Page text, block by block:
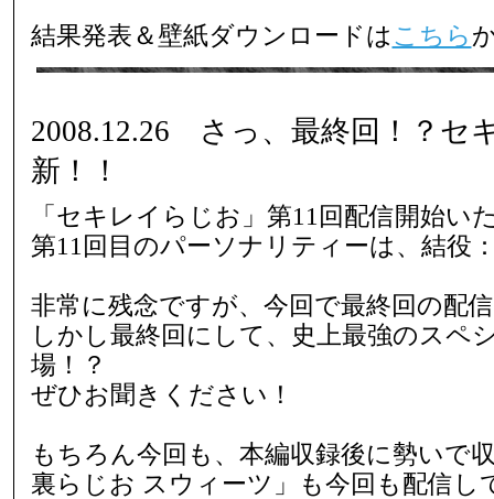
結果発表＆壁紙ダウンロードは こちら
2008.12.26 さっ、最終回！？セ
新！！
「セキレイらじお」第11回配信開始い
第11回目のパーソナリティーは、結役
非常に残念ですが、今回で最終回の配
しかし最終回にして、史上最強のスペ
場！？
ぜひお聞きください！
もちろん今回も、本編収録後に勢いで
裏らじお スウィーツ」も今回も配信し